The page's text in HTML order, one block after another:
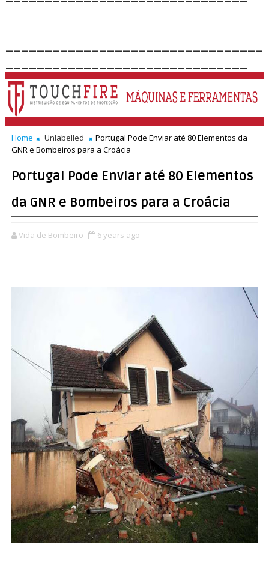
Home Unlabelled
Portugal Pode Enviar até 80 Elementos da
GNR e Bombeiros para a Croácia
Portugal Pode Enviar até 80 Elementos
da GNR e Bombeiros para a Croácia
Vida de Bombeiro 6 years ago